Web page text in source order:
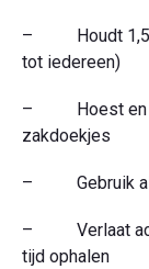
– Houdt 1,5 m
tot iedereen)
– Hoest en
zakdoekjes
– Gebruik
– Verlaat
tijd ophalen